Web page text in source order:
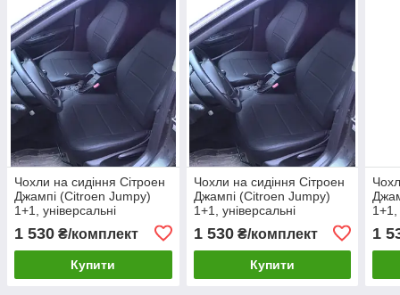
Чохли на сидіння Сітроен
Джампі (Citroen Jumpy)
1+1, універсальні
Україні
1 530 ₴/комплект
Купити
Чохли на сидіння Сітроен
Джампі (Citroen Jumpy)
1+1, універсальні
Україні
1 530₴/комплект
Купити
1+1,
1